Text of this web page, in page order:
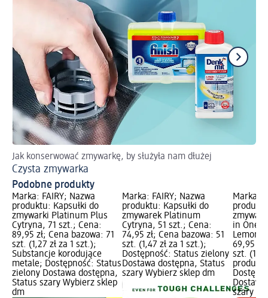
Jak konserwować zmywarkę, by służyła nam dłużej
Czysta zmywarka
Podobne produkty
Marka: FAIRY; Nazwa
produktu: Kapsułki do
zmywarki Platinum Plus
Cytryna, 71 szt.; Cena:
89,95 zł; Cena bazowa: 71
szt. (1,27 zł za 1 szt.);
Substancje korodujące
metale; Dostępność: Status
zielony Dostawa dostępna,
Status szary Wybierz sklep
dm
Marka: FAIRY; Nazwa
produktu: Kapsułki do
zmywarek Platinum
Cytryna, 51 szt.; Cena:
74,95 zł; Cena bazowa: 51
szt. (1,47 zł za 1 szt.);
Dostępność: Status zielony
Dostawa dostępna, Status
szary Wybierz sklep dm
Marka:
in One
Lemon,
69,95
szt.
szary